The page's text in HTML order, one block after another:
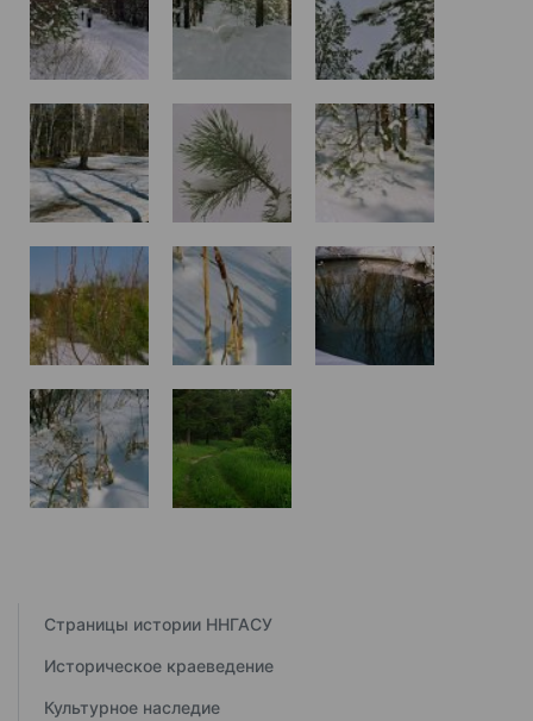
Страницы истории ННГАСУ
Историческое краеведение
Культурное наследие